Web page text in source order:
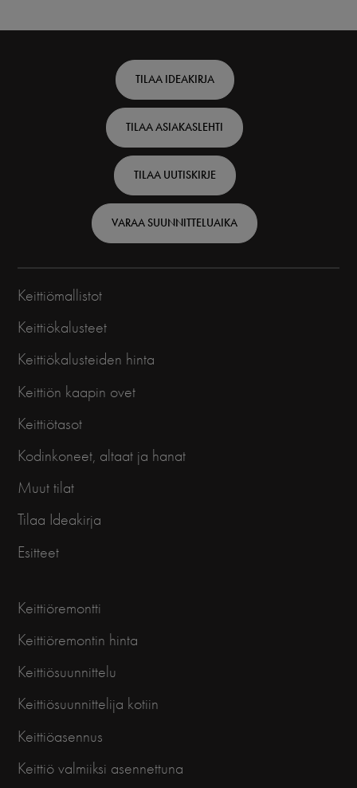
Finnish
TILAA IDEAKIRJA
TILAA ASIAKASLEHTI
TILAA UUTISKIRJE
VARAA SUUNNITTELUAIKA
Keittiömallistot
Keittiökalusteet
Keittiökalusteiden hinta
Keittiön kaapin ovet
Keittiötasot
Kodinkoneet, altaat ja hanat
Muut tilat
Tilaa Ideakirja
Esitteet
Keittiöremontti
Keittiöremontin hinta
Keittiösuunnittelu
Keittiösuunnittelija kotiin
Keittiöasennus
Keittiö valmiiksi asennettuna